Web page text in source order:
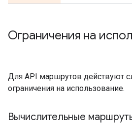
Ограничения на
Для API маршрутов действуют
ограничения на использование.
Вычислительные